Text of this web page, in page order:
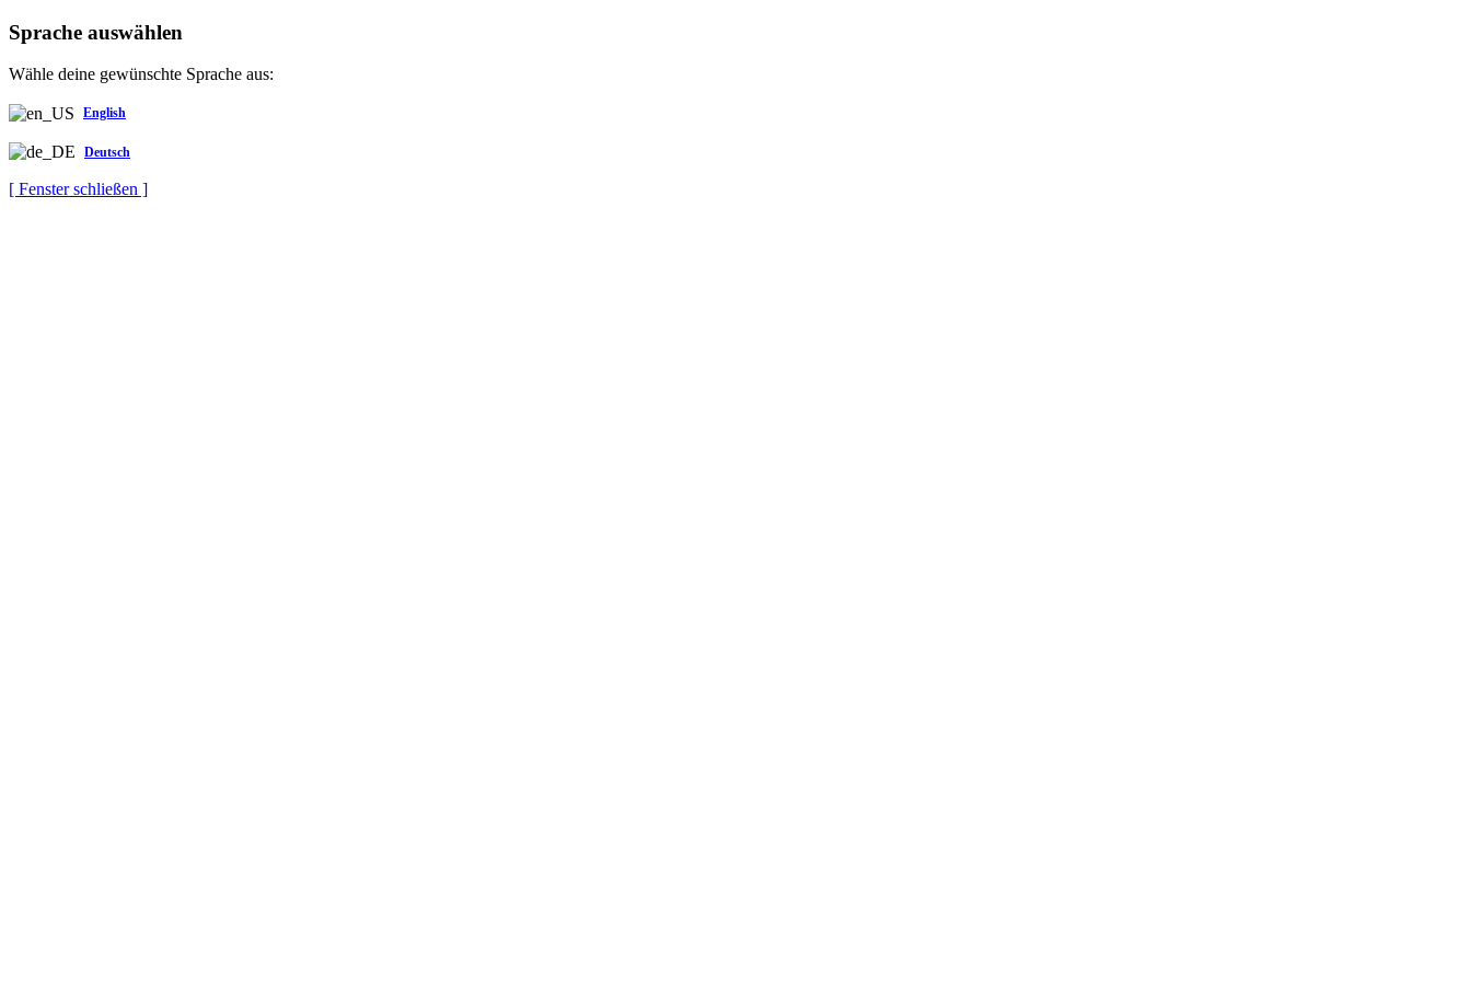
Sprache auswählen
Wähle deine gewünschte Sprache aus:
English
Deutsch
[ Fenster schließen ]